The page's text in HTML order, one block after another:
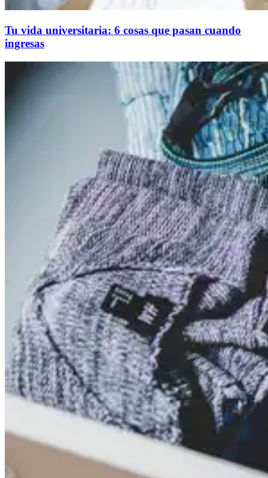
Tu vida universitaria: 6 cosas que pasan cuando
ingresas